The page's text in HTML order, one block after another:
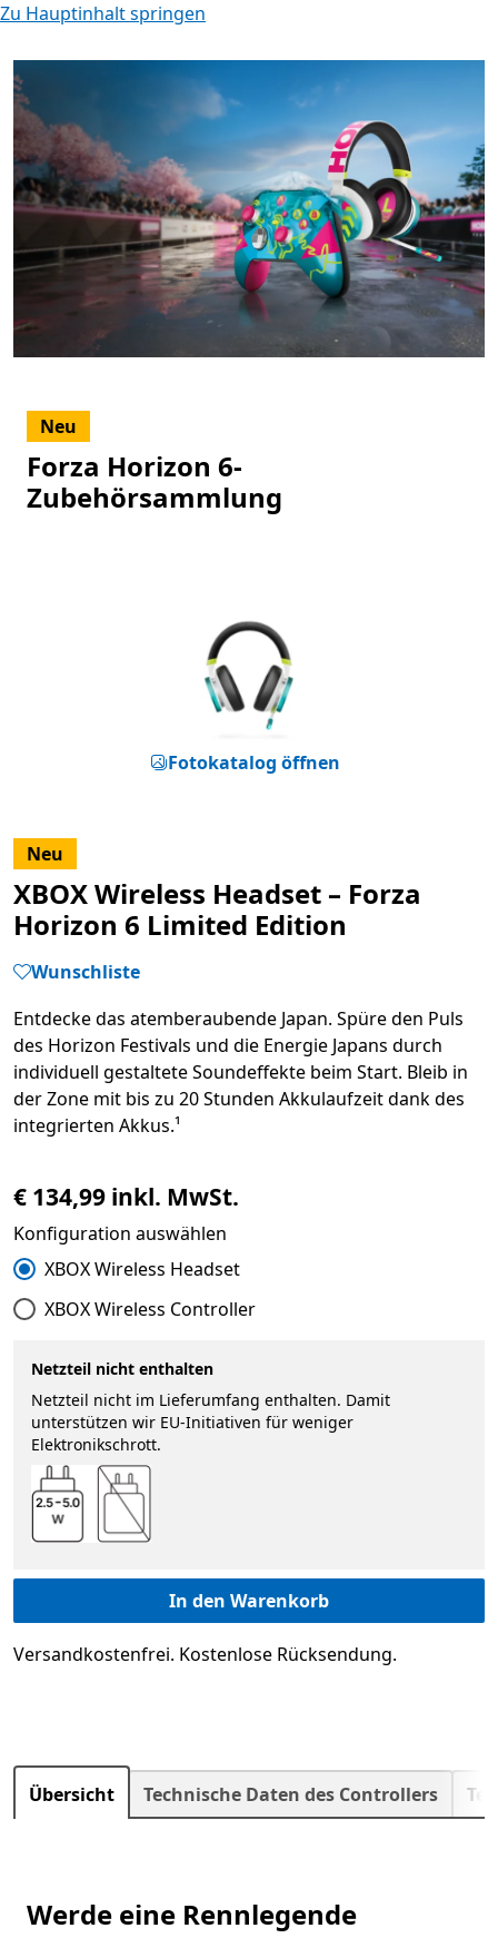
Zu Hauptinhalt springen
Neu
Forza Horizon 6-
Zubehörsammlung
Fotokatalog öffnen
Neu
XBOX Wireless Headset – Forza
Horizon 6 Limited Edition
Wunschliste
Entdecke das atemberaubende Japan. Spüre den Puls
des Horizon Festivals und die Energie Japans durch
individuell gestaltete Soundeffekte beim Start. Bleib in
der Zone mit bis zu 20 Stunden Akkulaufzeit dank des
integrierten Akkus.¹
€ 134,99 inkl. MwSt.
Konfiguration auswählen
XBOX Wireless Headset
XBOX Wireless Controller
Netzteil nicht enthalten
Netzteil nicht im Lieferumfang enthalten. Damit
unterstützen wir EU-Initiativen für weniger
Elektronikschrott.
In den Warenkorb
Versandkostenfrei. Kostenlose Rücksendung.
Übersicht Technische Daten des Controllers
Werde eine Rennlegende